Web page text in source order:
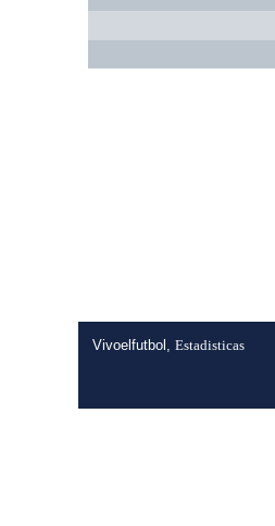
Vivoelfutbol,Estadisticas